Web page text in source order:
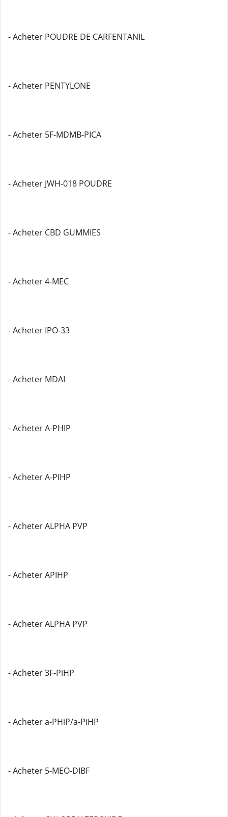
- Acheter POUDRE DE CARFENTANIL
- Acheter PENTYLONE
- Acheter 5F-MDMB-PICA
- Acheter JWH-018 POUDRE
- Acheter CBD GUMMIES
- Acheter 4-MEC
- Acheter IPO-33
- Acheter MDAI
- Acheter A-PHIP
- Acheter A-PIHP
- Acheter ALPHA PVP
- Acheter APIHP
- Acheter ALPHA PVP
- Acheter 3F-PiHP
- Acheter a-PHiP/a-PiHP
- Acheter 5-MEO-DIBF